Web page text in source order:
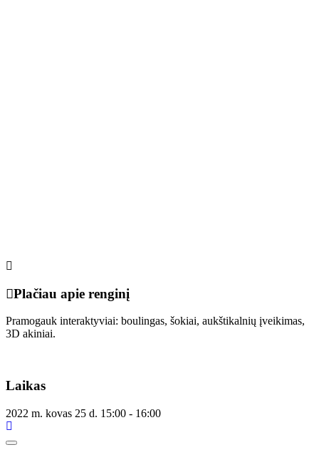
Plačiau apie renginį
Pramogauk interaktyviai: boulingas, šokiai, aukštikalnių įveikimas,
3D akiniai.
Laikas
2022 m. kovas 25 d. 15:00 - 16:00